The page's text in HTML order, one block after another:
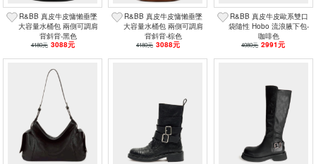
R&BB 真皮牛皮慵懶垂墜
大容量水桶包 兩側可調肩
背斜背-黑色
4180元 3088元
R&BB 真皮牛皮慵懶垂墜
大容量水桶包 兩側可調肩
背斜背-棕色
4180元 3088元
R&BB 真皮牛皮歐系雙口
袋隨性 Hobo 流浪腋下包-
咖啡色
4080元 2991元